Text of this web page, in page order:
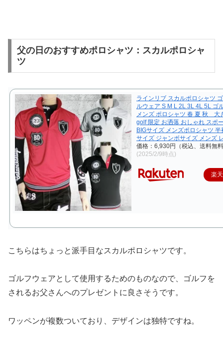
父の日のおすすめポロシャツ：スカルポロシャ
ツ
ラインリブ スカルポロシャツ
ルウェア S M L 2L 3L 4L 5L ゴ
メンズ ポロシャツ 春 夏 秋 大
golf 限定 お洒落 おしゃれ スポ
BIGサイズ メンズポロシャツ 半
サイズ ジャンボサイズ メンズ
価格：6,930円（税込、送料無
(2025/2/9時点)
楽
こちらはちょっと派手目なスカルポロシャツです。
ゴルフウェアとして使用するためのものなので、ゴルフを
されるお父さんへのプレゼントに良さそうです。
ワッペンが複数ついており、デザインは独特ですね。